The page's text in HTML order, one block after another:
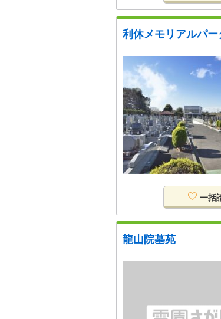
利休メモリアルパー
一括
龍山院墓苑